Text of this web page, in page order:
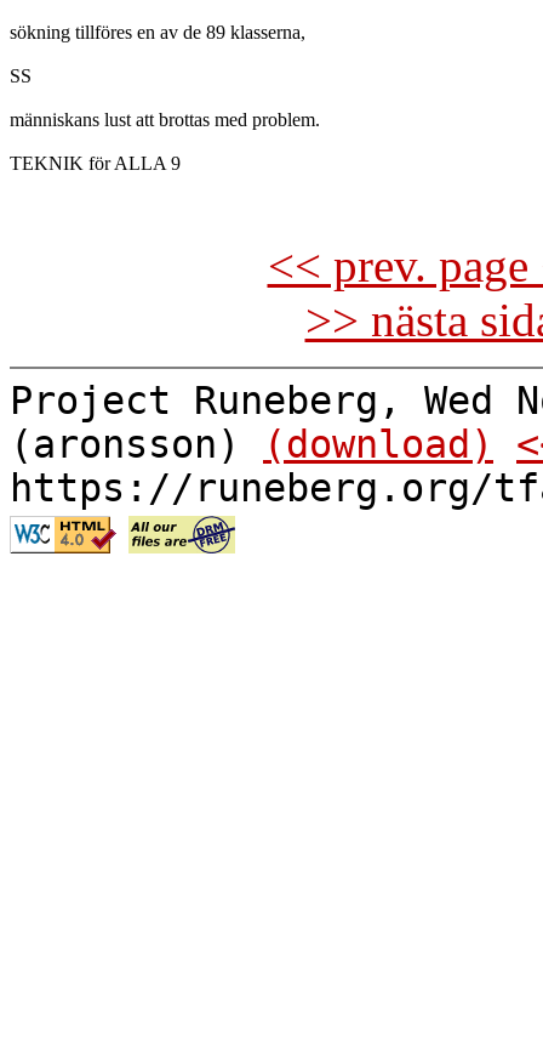
sökning tillföres en av de 89 klasserna,
SS
människans lust att brottas med problem.
TEKNIK för ALLA 9
<< prev.
>> nästa
Project Runeberg, Wed
(aronsson)
(download)
https://runeberg.org/